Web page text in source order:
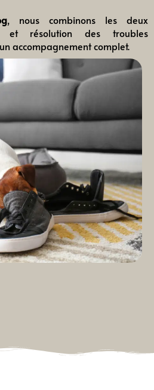
, nous combinons les deux
et résolution des troubles
accompagnement complet.